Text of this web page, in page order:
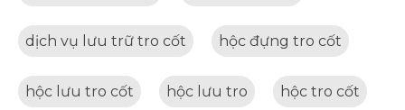
dịch vụ lưu trữ tro cốt hộc đựng tro cốt
hộc lưu tro cốt hộc lưu tro hộc tro cốt